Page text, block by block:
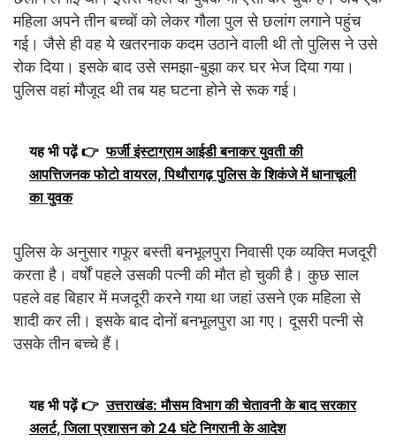
महिला अपने तीन बच्चों को लेकर गौला पुल से छलांग लगाने पहुंच
गई। जैसे ही वह ये खतरनाक कदम उठाने वाली थी तो पुलिस ने उसे
रोक दिया। इसके बाद उसे समझा-बुझा कर घर भेज दिया गया।
पुलिस वहां मौजूद थी तब यह घटना होने से रूक गई।
यह भी पढ़ें 👉 फर्जी इंस्टाग्राम आईडी बनाकर युवती की
आपत्तिजनक फोटो वायरल, पिथौरागढ़ पुलिस के शिकंजे में धानाचूली
का युवक
पुलिस के अनुसार गफूर बस्ती बनभूलपुरा निवासी एक व्यक्ति मजदूरी
करता है। वर्षों पहले उसकी पत्नी की मौत हो चुकी है। कुछ साल
पहले वह बिहार में मजदूरी करने गया था जहां उसने एक महिला से
शादी कर ली। इसके बाद दोनों बनभूलपुरा आ गए। दूसरी पत्नी से
उसके तीन बच्चे हैं।
यह भी पढ़ें 👉 उत्तराखंड: मौसम विभाग की चेतावनी के बाद सरकार
अलर्ट, जिला प्रशासन को 24 घंटे निगरानी के आदेश